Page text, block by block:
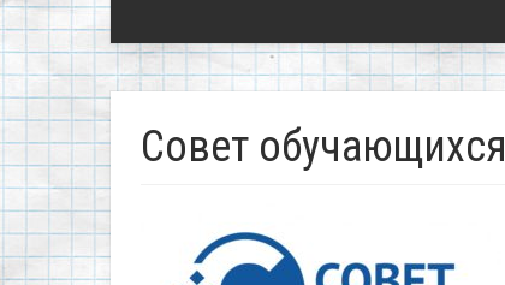
Совет обучающихся